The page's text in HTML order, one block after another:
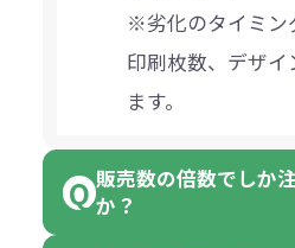
※劣化のタイミン
印刷枚数、デザイ
ます。
販売数の倍数でしか
か？